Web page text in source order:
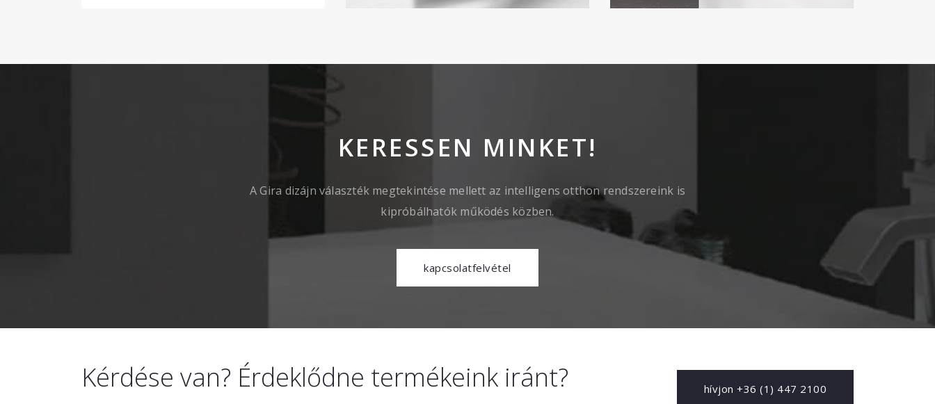
KERESSEN MINKET!
A Gira dizájn választék megtekintése mellett az intelligens otthon rendszereink is
kipróbálhatók működés közben.
kapcsolatfelvétel
Kérdése van? Érdeklődne termékeink iránt? hívjon +36 (1) 447 2100